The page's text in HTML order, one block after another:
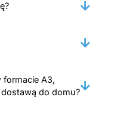
A3,
do domu?